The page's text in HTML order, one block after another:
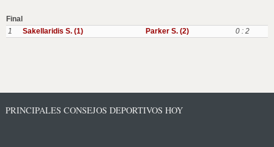
Final
1
Sakellaridis S. (1) Parker S. (2) 0 : 2
PRINCIPALES CONSEJOS DEPORTIVOS HOY